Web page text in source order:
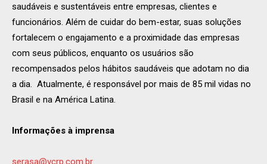
saudáveis e sustentáveis entre empresas, clientes e
funcionários. Além de cuidar do bem-estar, suas soluções
fortalecem o engajamento e a proximidade das empresas
com seus públicos, enquanto os usuários são
recompensados pelos hábitos saudáveis que adotam no dia
a dia. Atualmente, é responsável por mais de 85 mil vidas no
Brasil e na América Latina.
Informações à imprensa
serasa@vcrp.com.br